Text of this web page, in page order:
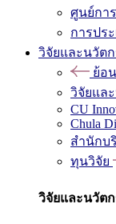
ศูนย์กา
การปร
วิจัยและนวัต
ย้อ
วิจัยแล
CU
Chula
สำนักบ
ทุนวิจัย
วิจัยและนวัต